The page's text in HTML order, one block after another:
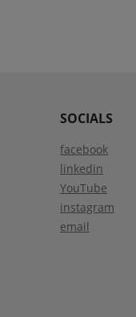
SOCIALS
facebook
linkedin
YouTube
instagram
email